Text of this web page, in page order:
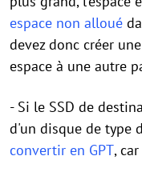
espace non alloué
devez donc créer
espace à une autre
- Si le SSD de
d'un disque de type
convertir en GPT,